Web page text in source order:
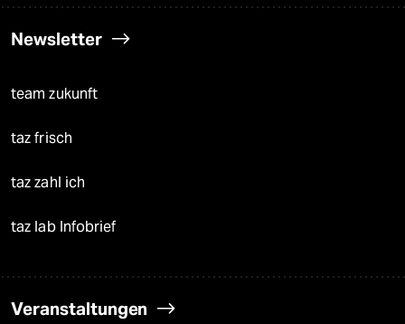
Newsletter
team zukunft
taz frisch
taz zahl ich
taz lab Infobrief
Veranstaltungen